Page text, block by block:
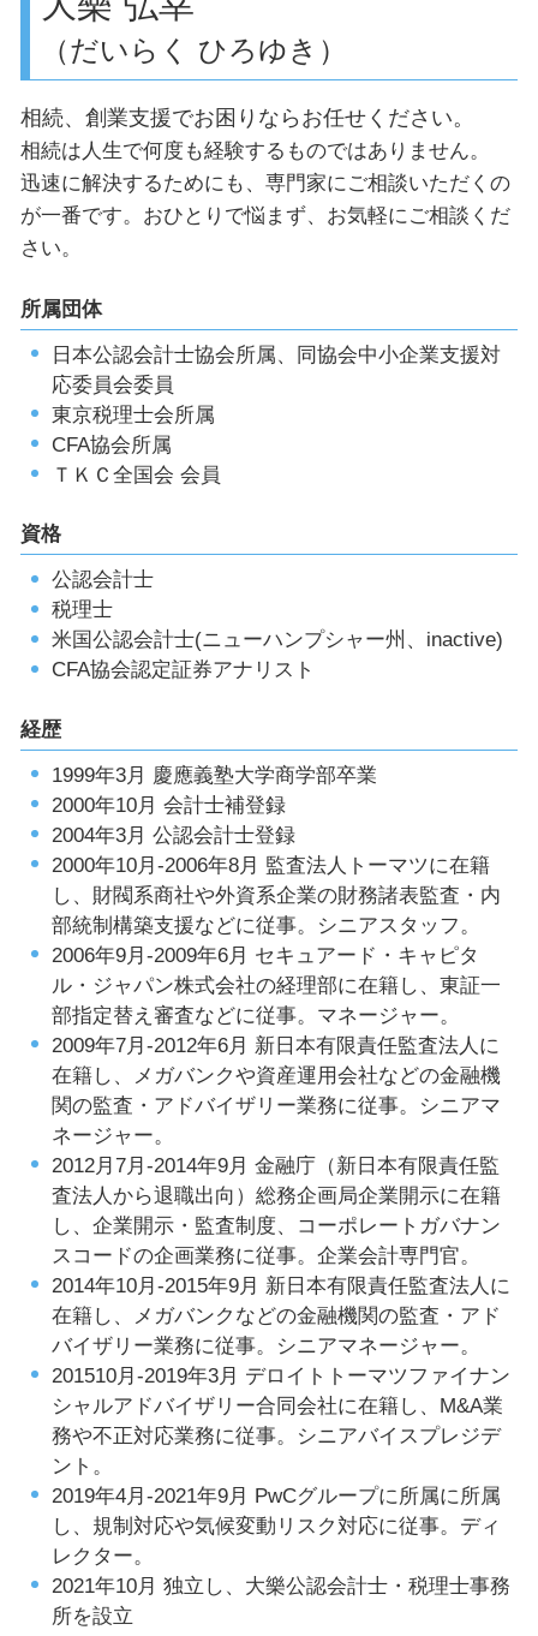
（だいらく ひろゆき）
相続、創業支援でお困りならお任せください。
相続は人生で何度も経験するものではありません。
迅速に解決するためにも、専門家にご相談いただくの
が一番です。おひとりで悩まず、お気軽にご相談くだ
さい。
所属団体
日本公認会計士協会所属、同協会中小企業支援対
応委員会委員
東京税理士会所属
CFA協会所属
ＴＫＣ全国会 会員
資格
公認会計士
税理士
米国公認会計士(ニューハンプシャー州、inactive)
CFA協会認定証券アナリスト
経歴
1999年3月 慶應義塾大学商学部卒業
2000年10月 会計士補登録
2004年3月 公認会計士登録
2000年10月-2006年8月 監査法人トーマツに在籍
し、財閥系商社や外資系企業の財務諸表監査・内
部統制構築支援などに従事。シニアスタッフ。
2006年9月-2009年6月 セキュアード・キャピタ
ル・ジャパン株式会社の経理部に在籍し、東証一
部指定替え審査などに従事。マネージャー。
2009年7月-2012年6月 新日本有限責任監査法人に
在籍し、メガバンクや資産運用会社などの金融機
関の監査・アドバイザリー業務に従事。シニアマ
ネージャー。
2012月7月-2014年9月 金融庁（新日本有限責任監
査法人から退職出向）総務企画局企業開示に在籍
し、企業開示・監査制度、コーポレートガバナン
スコードの企画業務に従事。企業会計専門官。
2014年10月-2015年9月 新日本有限責任監査法人に
在籍し、メガバンクなどの金融機関の監査・アド
バイザリー業務に従事。シニアマネージャー。
201510月-2019年3月 デロイトトーマツファイナン
シャルアドバイザリー合同会社に在籍し、M&A業
務や不正対応業務に従事。シニアバイスプレジデ
ント。
2019年4月-2021年9月 PwCグループに所属に所属
し、規制対応や気候変動リスク対応に従事。ディ
レクター。
2021年10月 独立し、大樂公認会計士・税理士事務
所を設立